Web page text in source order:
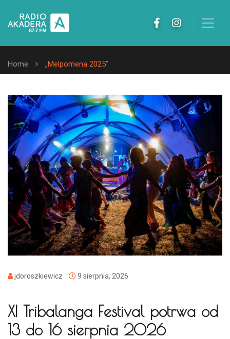
Home „Melpomena 2025”
jdoroszkiewicz 9 sierpnia, 2026
XI Tribalanga Festival potrwa od
13 do 16 sierpnia 2026